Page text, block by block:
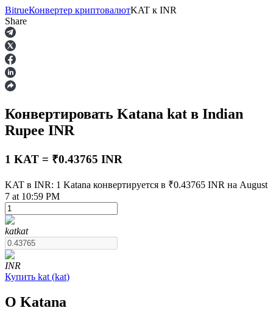
Фьючерсы
USDT-фьючерсы
Фьючерсы с использованием USDT в качестве
BitrueКонвертер криптовалютKAT к INR
Share
Конвертировать Katana kat в Indian
Rupee INR
1 KAT = ₹0.43765 INR
KAT в INR: 1 Katana конвертируется в ₹0.43765 INR на August
7 at 10:59 PM
katkat
INR
Купить kat (kat)
О Katana